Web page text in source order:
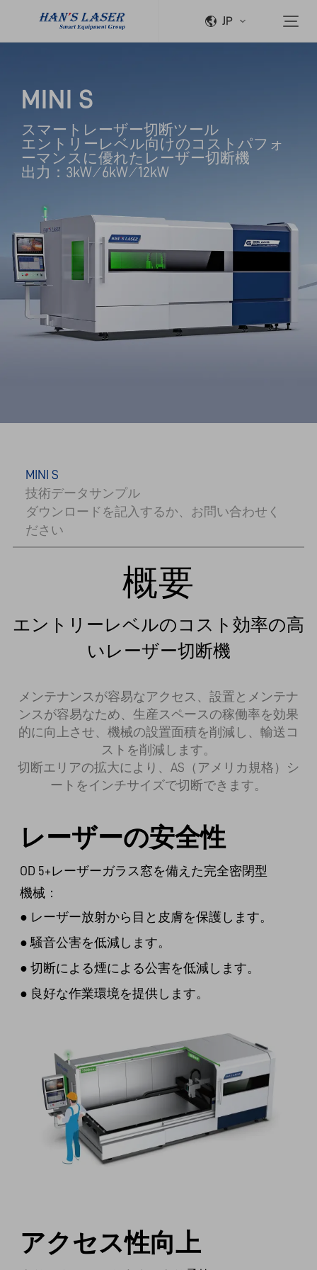
JP
MINI S
スマートレーザー切断ツール
エントリーレベル向けのコストパフォ
ーマンスに優れたレーザー切断機
出力：3kW ⁄ 6kW ⁄ 12kW
MINI S
技術データサンプル
ダウンロードを記入するか、お問い合わせく
ださい
概要
エントリーレベルのコスト効率の高
いレーザー切断機
メンテナンスが容易なアクセス、設置とメンテナ
ンスが容易なため、生産スペースの稼働率を効果
的に向上させ、機械の設置面積を削減し、輸送コ
ストを削減します。
切断エリアの拡大により、AS（アメリカ規格）シ
ートをインチサイズで切断できます。
レーザーの安全性
OD 5+レーザーガラス窓を備えた完全密閉型
機械：
● レーザー放射から目と皮膚を保護します。
● 騒音公害を低減します。
● 切断による煙による公害を低減します。
● 良好な作業環境を提供します。
アクセス性向上